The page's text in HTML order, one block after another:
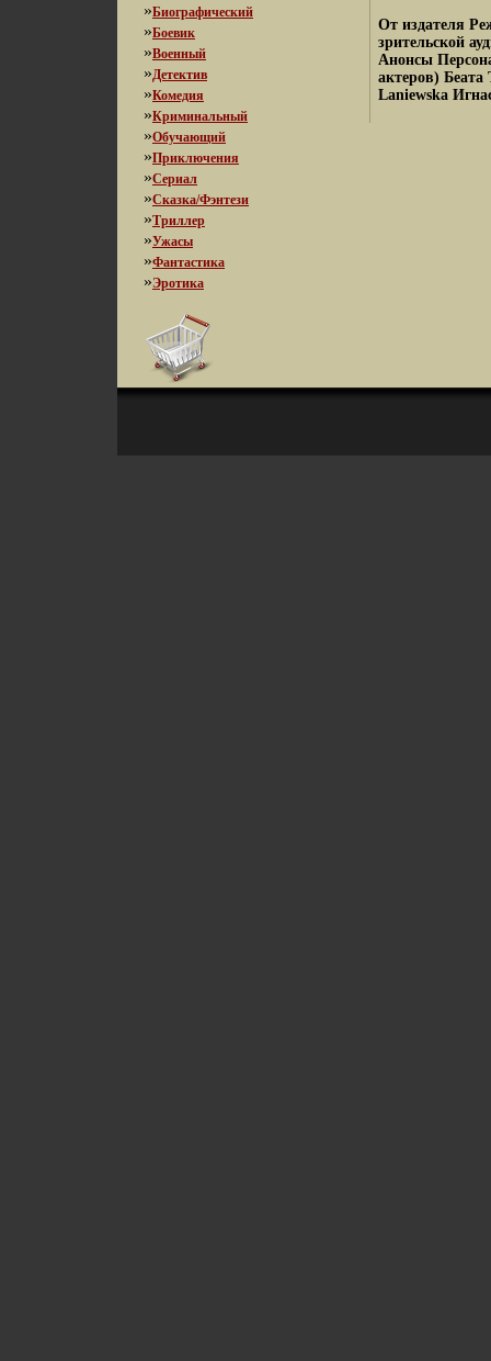
»Биографический
»Боевик
»Военный
»Детектив
»Комедия
»Криминальный
»Обучающий
»Приключения
»Сериал
»Сказка/Фэнтези
»Триллер
»Ужасы
»Фантастика
»Эротика
От издателя
зрительской
Анонсы
актеров)
Laniewska